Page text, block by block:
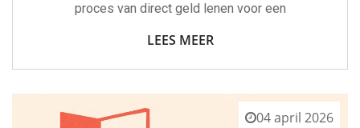
proces van direct geld lenen voor een
LEES MEER
04 april 2026